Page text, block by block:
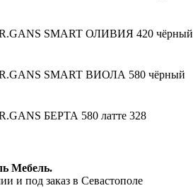
SMART ОЛИВИЯ 420 чёрный
SMART ВИОЛА 580 чёрный
БЕРТА 580 латте 328
Мебель.
и под заказ в Севастополе